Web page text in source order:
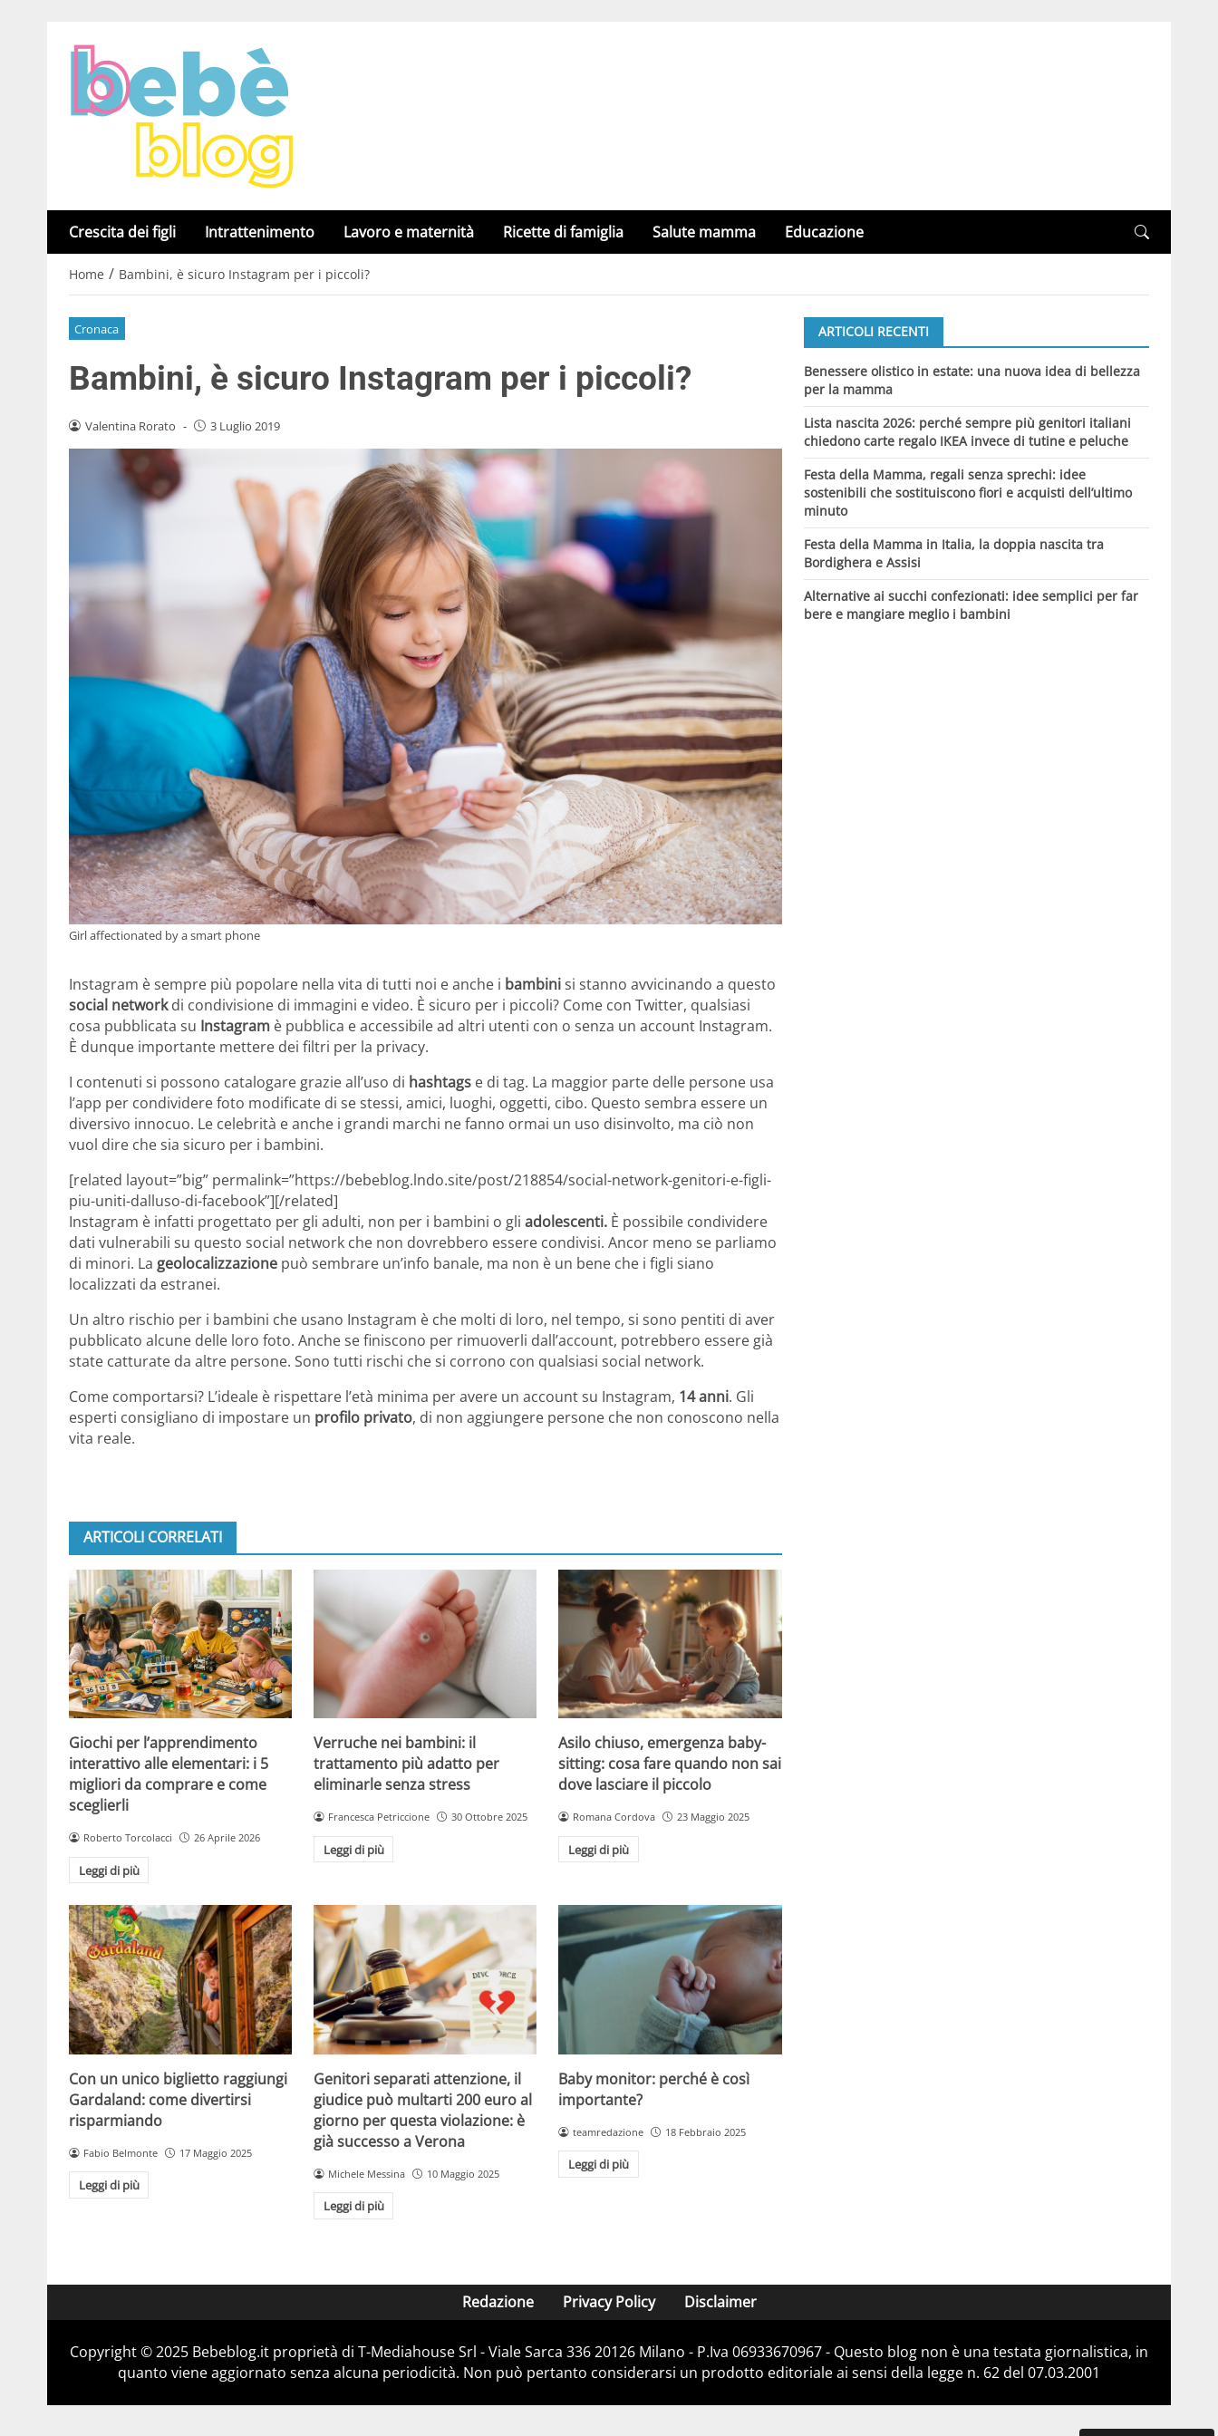
Crescita dei figli Intrattenimento Lavoro e maternità Ricette di famiglia Salute mamma Educazione
Home / Bambini, è sicuro Instagram per i piccoli?
Cronaca
Bambini, è sicuro Instagram per i piccoli?
Valentina Rorato - 3 Luglio 2019
Girl affectionated by a smart phone
Instagram è sempre più popolare nella vita di tutti noi e anche i bambinisi stanno avvicinando a questo
social networkdi condivisione di immagini e video. È sicuro per i piccoli? Come con Twitter, qualsiasi
cosa pubblicata su Instagram è pubblica e accessibile ad altri utenti con o senza un account Instagram.
È dunque importante mettere dei filtri per la privacy.
I contenuti si possono catalogare grazie all’uso di hashtags e di tag. La maggior parte delle persone usa
l’app per condividere foto modificate di se stessi, amici, luoghi, oggetti, cibo. Questo sembra essere un
diversivo innocuo. Le celebrità e anche i grandi marchi ne fanno ormai un uso disinvolto, ma ciò non
vuol dire che sia sicuro per i bambini.
[related layout=”big” permalink=”https://bebeblog.lndo.site/post/218854/social-network-genitori-e-figli-
piu-uniti-dalluso-di-facebook”][/related]
Instagram è infatti progettato per gli adulti, non per i bambini o gli adolescenti. È possibile condividere
dati vulnerabili su questo social network che non dovrebbero essere condivisi. Ancor meno se parliamo
di minori. La geolocalizzazione può sembrare un’info banale, ma non è un bene che i figli siano
localizzati da estranei.
Un altro rischio per i bambini che usano Instagram è che molti di loro, nel tempo, si sono pentiti di aver
pubblicato alcune delle loro foto. Anche se finiscono per rimuoverli dall’account, potrebbero essere già
state catturate da altre persone. Sono tutti rischi che si corrono con qualsiasi social network.
Come comportarsi? L’ideale è rispettare l’età minima per avere un account su Instagram, 14 anni. Gli
esperti consigliano di impostare un profilo privato, di non aggiungere persone che non conoscono nella
vita reale.
ARTICOLI CORRELATI
Giochi per l’apprendimento
interattivo alle elementari: i 5
migliori da comprare e come
sceglierli
Roberto Torcolacci 26 Aprile 2026
Leggi di più
Verruche nei bambini: il
trattamento più adatto per
eliminarle senza stress
Francesca Petriccione 30 Ottobre 2025
Leggi di più
Asilo chiuso, emergenza baby-
sitting: cosa fare quando non sai
dove lasciare il piccolo
Romana Cordova 23 Maggio 2025
Leggi di più
Con un unico biglietto raggiungi
Gardaland: come divertirsi
risparmiando
Fabio Belmonte 17 Maggio 2025
Leggi di più
Genitori separati attenzione, il
giudice può multarti 200 euro al
giorno per questa violazione: è
già successo a Verona
Michele Messina 10 Maggio 2025
Leggi di più
Baby monitor: perché è così
importante?
teamredazione 18 Febbraio 2025
Leggi di più
ARTICOLI RECENTI
Benessere olistico in estate: una nuova idea di bellezza
per la mamma
Lista nascita 2026: perché sempre più genitori italiani
chiedono carte regalo IKEA invece di tutine e peluche
Festa della Mamma, regali senza sprechi: idee
sostenibili che sostituiscono fiori e acquisti dell’ultimo
minuto
Festa della Mamma in Italia, la doppia nascita tra
Bordighera e Assisi
Alternative ai succhi confezionati: idee semplici per far
bere e mangiare meglio i bambini
Redazione Privacy Policy Disclaimer
Copyright © 2025 Bebeblog.it proprietà di T-Mediahouse Srl - Viale Sarca 336 20126 Milano - P.Iva 06933670967 - Questo blog non è una testata giornalistica, in
quanto viene aggiornato senza alcuna periodicità. Non può pertanto considerarsi un prodotto editoriale ai sensi della legge n. 62 del 07.03.2001